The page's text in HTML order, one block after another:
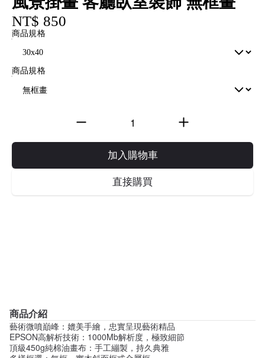
NT$ 850
商品規格
商品規格
加入購物車
直接購買
商品介紹
藝術微噴巔峰：媲美手繪，忠實呈現藝術精品
EPSON高解析技術：1000Mb解析度，極致細節
頂級450g純棉油畫布：手工繃製，持久典雅